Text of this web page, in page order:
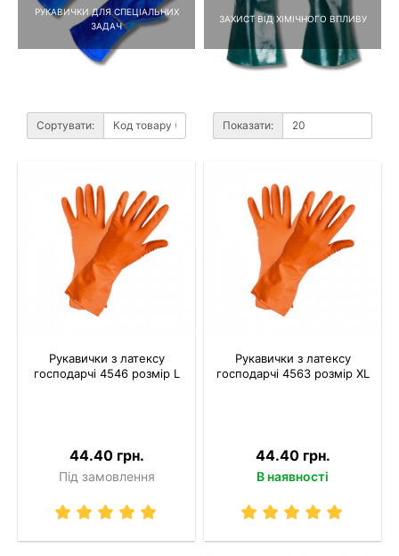
РУКАВИЧКИ ДЛЯ СПЕЦІАЛЬНИХ
ЗАДАЧ
ЗАХИСТ ВІД ХІМІЧНОГО ВПЛИВУ
Сортувати: Показати:
Рукавички з латексу
господарчі 4546 розмір L
44.40 грн.
Під замовлення
Рукавички з латексу
господарчі 4563 розмір XL
44.40 грн.
В наявності